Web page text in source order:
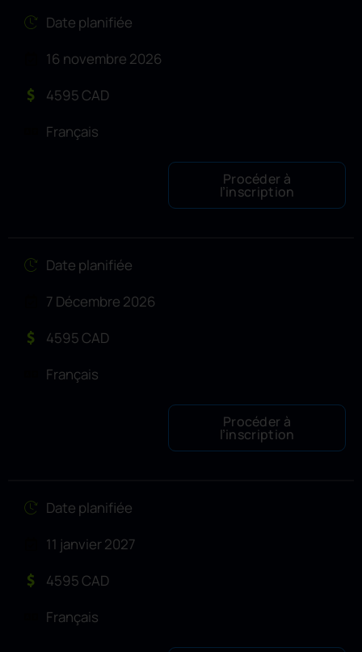
Date planifiée
16 novembre 2026
4595 CAD
Français
Procéder à
l’inscription
Date planifiée
7 Décembre 2026
4595 CAD
Français
Procéder à
l’inscription
Date planifiée
11 janvier 2027
4595 CAD
Français